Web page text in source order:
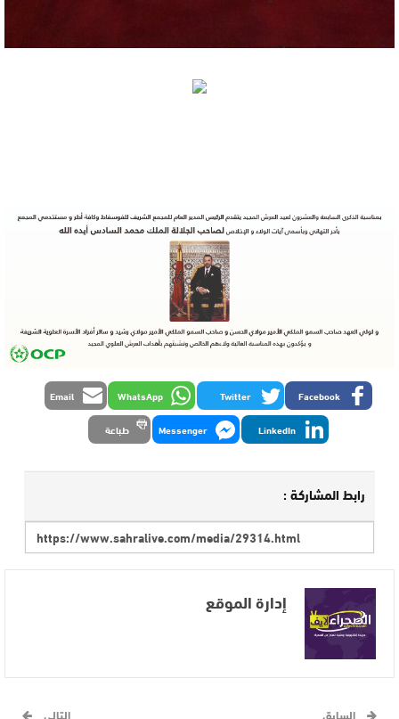
Facebook
Twitter
WhatsApp
Email
LinkedIn
Messenger طباعة
رابط المشاركة :
إدارة الموقع
السابق التالي